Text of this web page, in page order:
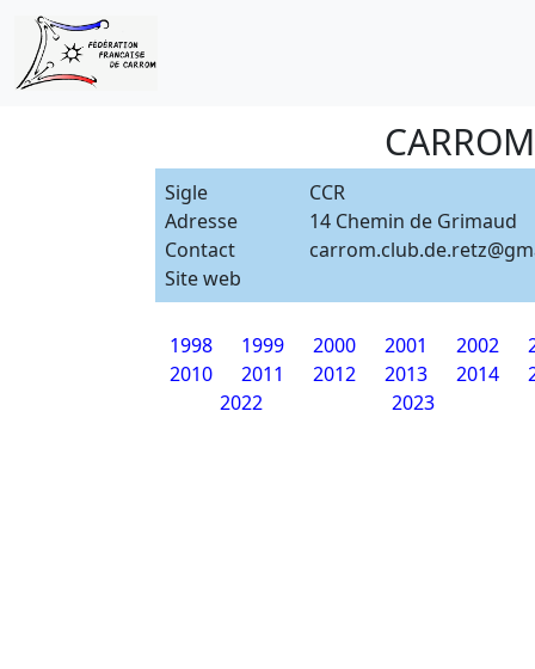
Sigle
CCR
Adresse
14 Chemin de Grimaud
Contact
Site web
1998 1999 2000 2001 2002
2010
2011 2012 2013 2014
2022
2023